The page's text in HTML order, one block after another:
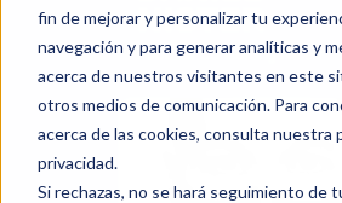
fin de mejorar y personalizar tu
navegación y para generar analíticas y
acerca de nuestros visitantes en este
otros medios de comunicación. Para
acerca de las cookies, consulta nuestra
privacidad.
Si rechazas, no se hará seguimiento de